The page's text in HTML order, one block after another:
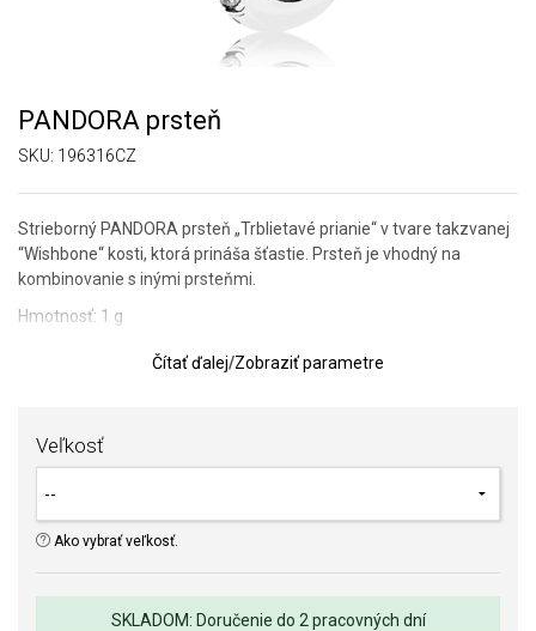
PANDORA prsteň
SKU: 196316CZ
Strieborný PANDORA prsteň „Trblietavé prianie“ v tvare takzvanej
“Wishbone“ kosti, ktorá prináša šťastie. Prsteň je vhodný na
kombinovanie s inými prsteňmi.
Hmotnosť: 1 g
Pomôcka na určenie veľkosti prsteňa
(www.Pandora.net). Môžete si byť istí, že kupujete originálny šperk
v kompletnom značkovom balení.
Čítať ďalej/Zobraziť parametre
Veľkosť
Ako vybrať veľkosť.
SKLADOM: Doručenie do 2 pracovných dní